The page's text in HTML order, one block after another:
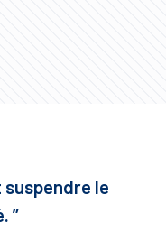
suspendre le
”